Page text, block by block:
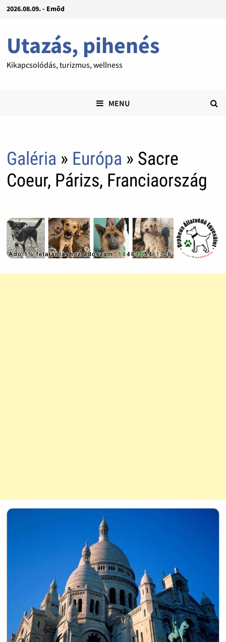
2026.08.09. - Emõd
Utazás, pihenés
Kikapcsolódás, turizmus, wellness
MENU
Galéria » Európa » Sacre
Coeur, Párizs, Franciaország